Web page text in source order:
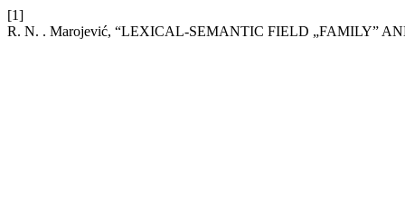
[1]
R. N. . Marojević, “LEXICAL-SEMANTIC FIELD „FAMILY”